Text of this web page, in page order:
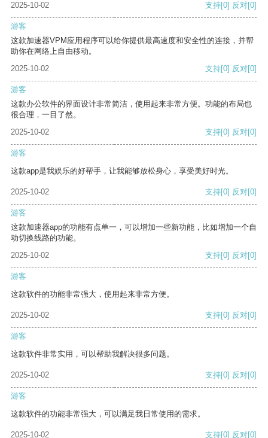
2025-10-02 支持[0] 反对[0]
游客
这款加速器VPM应用程序可以给你提供最高速度和安全性的连接，并帮
助你在网络上自由移动。
2025-10-02
支持[0] 反对[0]
游客
这款办公软件的界面设计非常简洁，使用起来非常方便。功能的布局也
很合理，一目了然。
2025-10-02
支持[0] 反对[0]
游客
这款app是我娱乐的好帮手，让我能够放松身心，享受美好时光。
2025-10-02 支持[0] 反对[0]
游客
这款加速器app的功能有点单一，可以增加一些新功能，比如增加一个自
动切换线路的功能。
2025-10-02
支持[0] 反对[0]
游客
这款软件的功能非常强大，使用起来非常方便。
2025-10-02 支持[0] 反对[0]
游客
这款软件非常实用，可以帮助我解决很多问题。
2025-10-02 支持[0] 反对[0]
游客
这款软件的功能非常强大，可以满足我日常使用的需求。
2025-10-02 支持[0] 反对[0]